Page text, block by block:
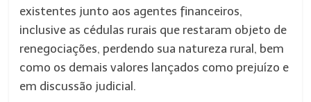
existentes junto aos agentes financeiros,
inclusive as cédulas rurais que restaram objeto de
renegociações, perdendo sua natureza rural, bem
como os demais valores lançados como prejuízo e
em discussão judicial.